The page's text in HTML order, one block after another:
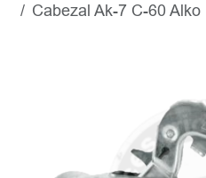
Cabezal Ak-7 C-60 Alko